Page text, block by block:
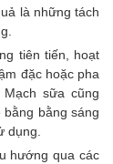
là những tách
tiên tiến, hoạt
đặc hoặc pha
sữa cũng
bằng sáng
dụng.
hướng qua các